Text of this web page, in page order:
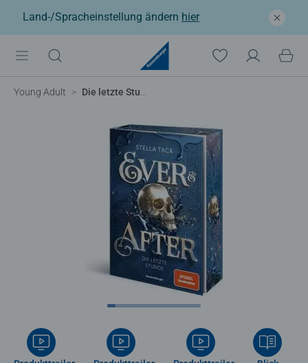
Land-/Spracheinstellung ändern hier
Young Adult Die letzte Stunde